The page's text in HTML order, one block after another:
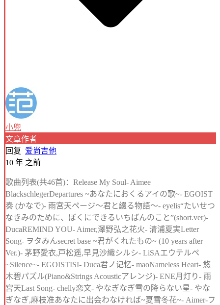
小兜
文章作者
回复 爱尚吉他
10 年 之前
歌曲列表(共46首)：Release My Soul- Aimee
BlackschlegerDepartures ~あなたにおくるアイの歌~- EGOIST
奏 (かなで)- 雨宮天ページ～君と綴る物語～- eyelis“たいせつ
なきみのために、ぼくにできるいちばんのこと”(short.ver)-
DucaREMIND YOU- Aimer,澤野弘之花火- 清浦夏実Letter
Song- ヲタみんsecret base ~君がくれたもの~ (10 years after
Ver.)- 茅野愛衣,戸松遥,早見沙織シルシ- LiSAエウテルペ
~Silence~- EGOISTISI- Duca君ノ记忆- maoNameless Heart- 悠
木碧パズル(Piano&Strings Acousticアレンジ)- ENE月灯り- 雨
宮天Last Song- chelly恋文- やなぎなぎ雪の降らない星- やな
ぎなぎ,麻枝准あなたに出会わなければ~夏雪冬花~- Aimer-フ